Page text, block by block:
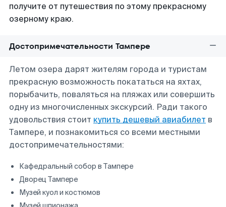
получите от путешествия по этому прекрасному
озерному краю.
Достопримечательности Тампере
Летом озера дарят жителям города и туристам
прекрасную возможность покататься на яхтах,
порыбачить, поваляться на пляжах или совершить
одну из многочисленных экскурсий. Ради такого
удовольствия стоит купить дешевый авиабилет в
Тампере, и познакомиться со всеми местными
достопримечательностями:
Кафедральный собор в Тампере
Дворец Тампере
Музей куол и костюмов